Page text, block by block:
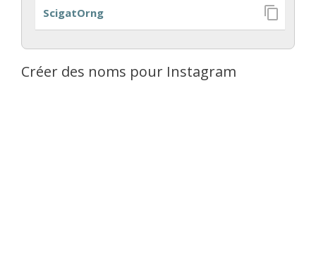
ScigatOrng
Créer des noms pour Instagram